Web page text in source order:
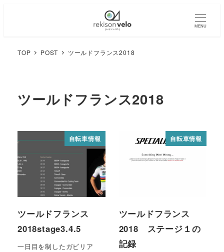
MENU
TOP POST ツールドフランス2018
ツールドフランス2018
自転車情報
ツールドフランス
2018stage3.4.5
一日目を制したガビリア
自転車情報
ツールドフランス
2018 ステージ１の
記録